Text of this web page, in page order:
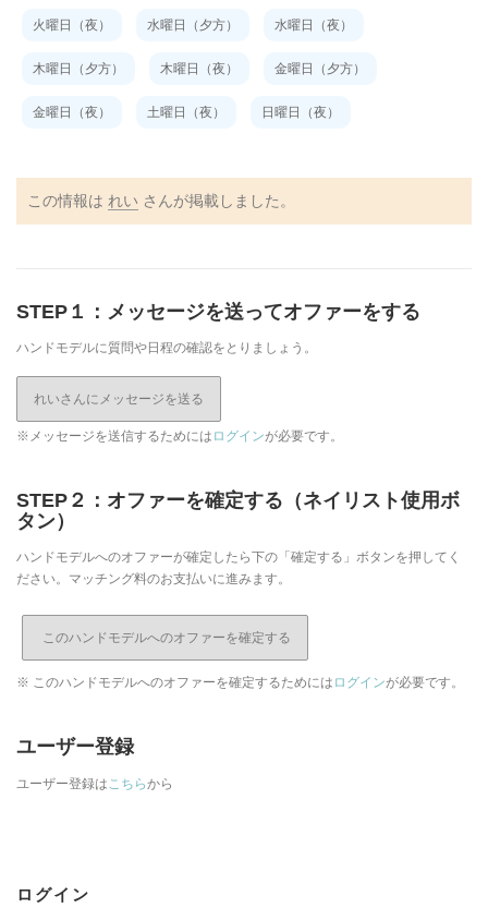
火曜日（夜） 水曜日（夕方） 水曜日（夜）
木曜日（夕方） 木曜日（夜） 金曜日（夕方）
金曜日（夜） 土曜日（夜） 日曜日（夜）
この情報は れい さんが掲載しました。
STEP１：メッセージを送ってオファーをする
ハンドモデルに質問や日程の確認をとりましょう。
れいさんにメッセージを送る
※メッセージを送信するためには ログインが必要です。
STEP２：オファーを確定する（ネイリスト使用ボ
タン）
ハンドモデルへのオファーが確定したら下の「確定する」ボタンを押してく
ださい。マッチング料のお支払いに進みます。
※ このハンドモデルへのオファーを確定するためには ログインが必要です。
ユーザー登録
ユーザー登録は こちらから
ログイン